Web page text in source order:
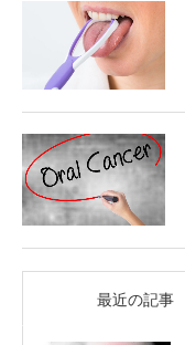
最近の記事